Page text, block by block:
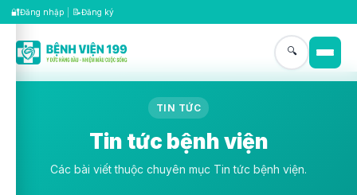
🔐Đăng nhập 📝Đăng ký
🔍
TIN TỨC
Tin tức bệnh viện
Các bài viết thuộc chuyên mục Tin tức bệnh viện.